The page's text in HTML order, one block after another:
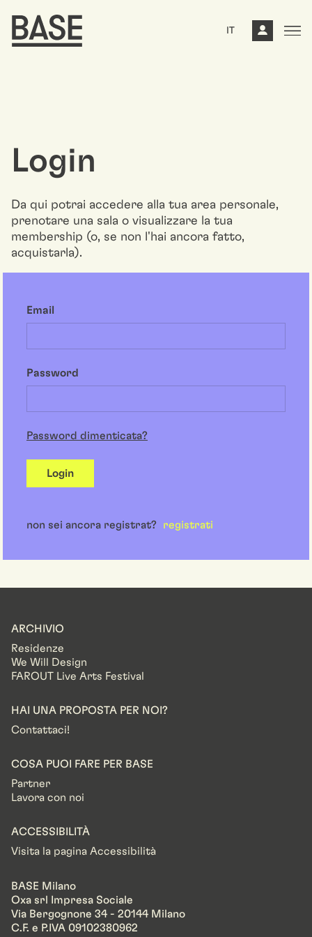
IT
Login
Da qui potrai accedere alla tua area personale,
prenotare una sala o visualizzare la tua
membership (o, se non l'hai ancora fatto,
acquistarla).
Email
Password
Password dimenticata?
Login
non sei ancora registrat? registrati
ARCHIVIO
Residenze
We Will Design
FAROUT Live Arts Festival
HAI UNA PROPOSTA PER NOI?
Contattaci!
COSA PUOI FARE PER BASE
Partner
Lavora con noi
ACCESSIBILITÀ
Visita la pagina Accessibilità
BASE Milano
Oxa srl Impresa Sociale
Via Bergognone 34 - 20144 Milano
C.F. e P.IVA 09102380962